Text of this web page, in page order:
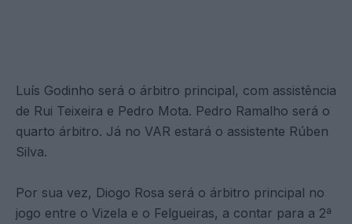
Luís Godinho será o árbitro principal, com assistência
de Rui Teixeira e Pedro Mota. Pedro Ramalho será o
quarto árbitro. Já no VAR estará o assistente Rúben
Silva.
Por sua vez, Diogo Rosa será o árbitro principal no
jogo entre o Vizela e o Felgueiras, a contar para a 2ª